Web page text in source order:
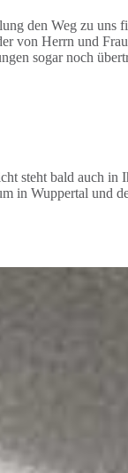
den Weg zu uns
von Herrn und
sogar noch
steht bald auch in
in Wuppertal und